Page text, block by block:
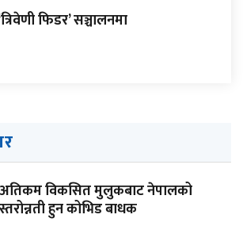
फिडर’ सञ्चालनमा
अतिकम विकसित मुलुकबाट नेपालको
स्तरोन्नती हुन कोभिड बाधक